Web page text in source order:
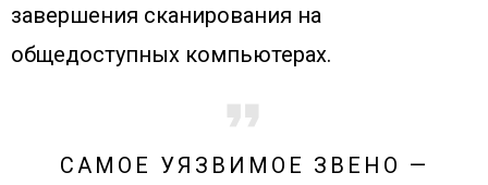
завершения сканирования на
общедоступных компьютерах.
САМОЕ УЯЗВИМОЕ ЗВЕНО —